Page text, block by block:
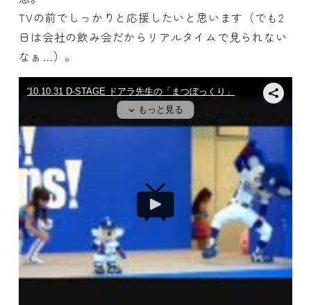
TVの前でしっかりと応援したいと思います（でも2
日は会社の飲み会だからリアルタイムで見られない
なぁ…）。